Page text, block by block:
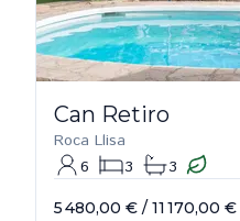
Can Retiro
Roca Llisa
6
3 3
5 480,00 € / 11 170,00 €